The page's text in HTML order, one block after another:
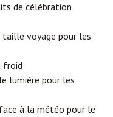
de célébration
voyage pour les
froid
lumière pour les
à la météo pour le